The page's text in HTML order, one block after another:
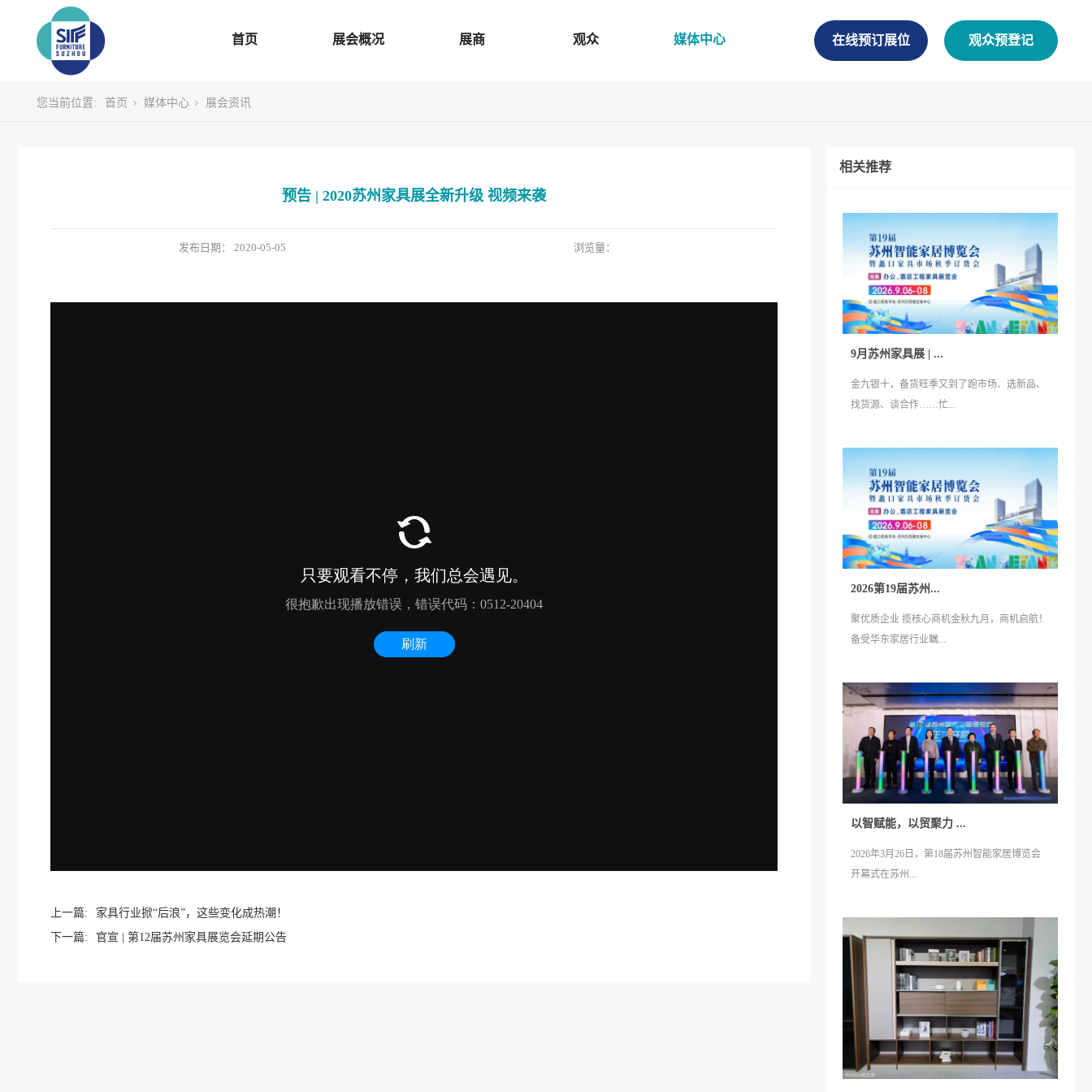
首页 展会概况 展商 观众 媒体中心 观众预登记
在线预订展位
您当前位置: 首页 媒体中心 展会资讯
预告 | 2020苏州家具展全新升级 视频来袭
发布日期： 2020-05-05 浏览量：
上一篇:
家具行业掀“后浪”，这些变化成热潮！
下一篇:
官宣 | 第12届苏州家具展览会延期公告
相关推荐
9月苏州家具展 | ...
金九银十，备货旺季又到了跑市场、选新品、
找货源、谈合作……忙...
2026第19届苏州...
聚优质企业 揽核心商机金秋九月，商机启航！
备受华东家居行业瞩...
以智赋能，以贸聚力 ...
2026年3月26日，第18届苏州智能家居博览会
开幕式在苏州...